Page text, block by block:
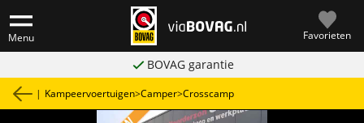
Menu Favorieten
BOVAG garantie
| Kampeervoertuigen>Camper>Crosscamp